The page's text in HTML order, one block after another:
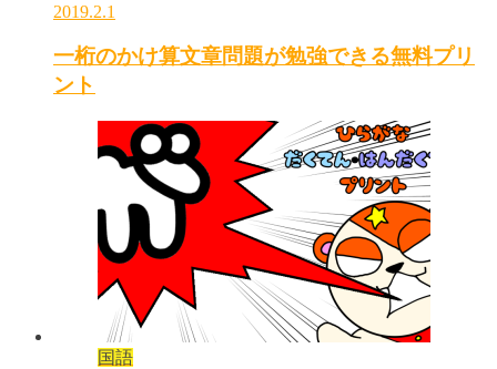
2019.2.1
一桁のかけ算文章問題が勉強できる無料プリ
ント
国語